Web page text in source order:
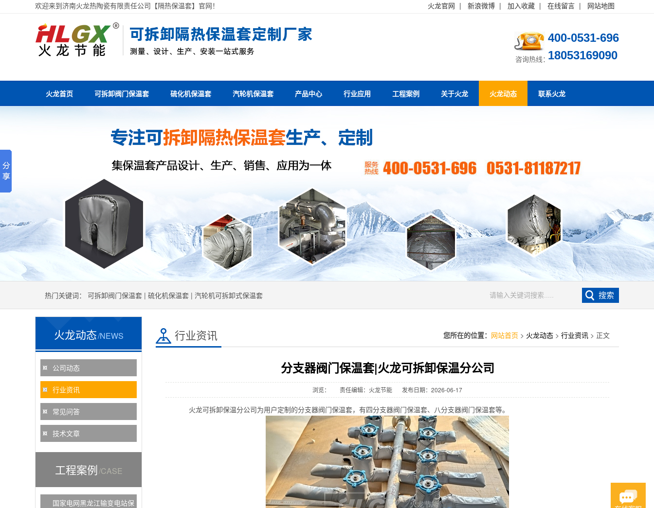
欢迎来到济南火龙热陶瓷有限责任公司【隔热保温套】官网！ 火龙官网 | 新浪微博 | 加入收藏 | 在线留言 | 网站地图
咨询热线：
400-0531-696
18053169090
火龙首页 可拆卸阀门保温套 硫化机保温套 汽轮机保温套 产品中心 行业应用 工程案例 关于火龙 火龙动态 联系火龙
热门关键词： 可拆卸阀门保温套 | 硫化机保温套 | 汽轮机可拆卸式保温套
火龙动态/NEWS
公司动态
行业资讯
常见问答
技术文章
工程案例/CASE
国家电网黑龙江输变电站保
行业资讯 您所在的位置： 网站首页 > 火龙动态 > 行业资讯 > 正文
分支器阀门保温套|火龙可拆卸保温分公司
浏览： 责任编辑：火龙节能 发布日期：2026-06-17
火龙可拆卸保温分公司为用户定制的分支器阀门保温套，有四分支器阀门保温套、八分支器阀门保温套等。